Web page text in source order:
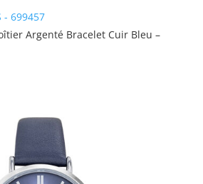
- 699457
Argenté Bracelet Cuir Bleu –